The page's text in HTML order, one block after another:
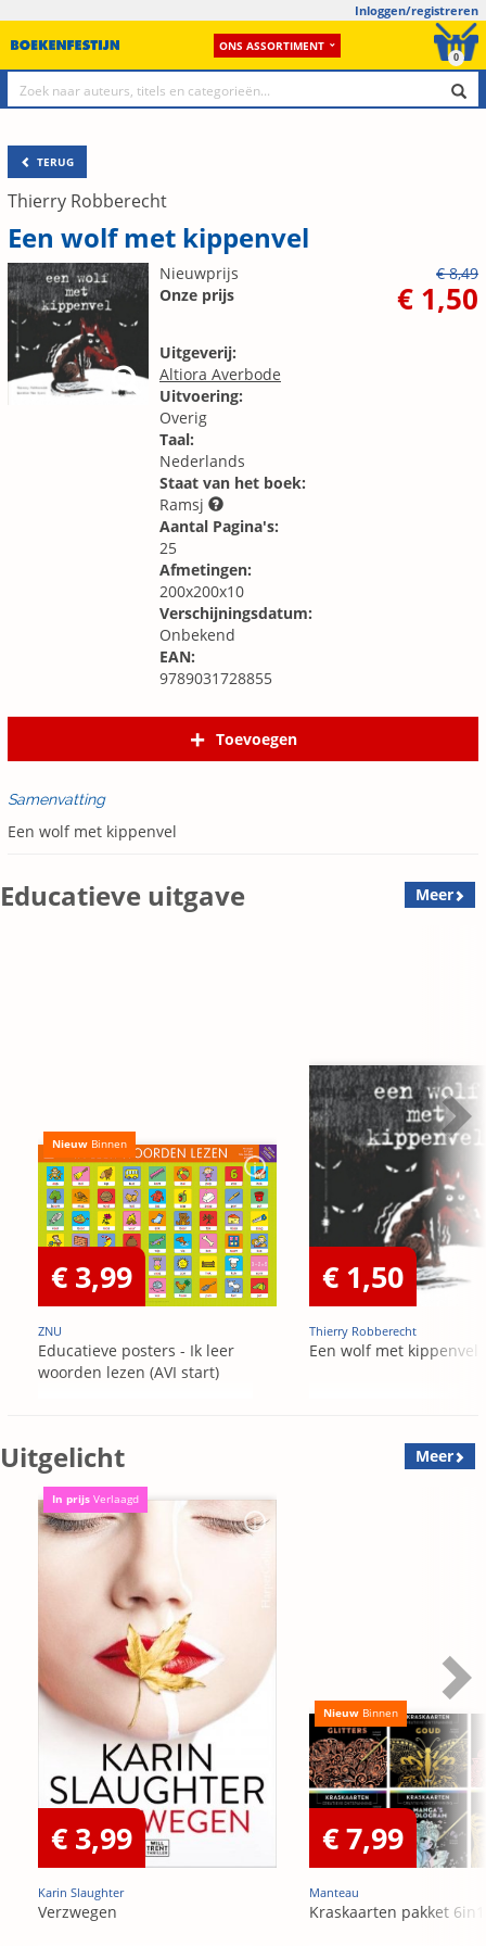
Inloggen/registreren
ONS ASSORTIMENT
0
TERUG
Thierry Robberecht
Een wolf met kippenvel
Nieuwprijs
€ 8,49
Onze prijs
€ 1,50
Uitgeverij:
Altiora Averbode
Uitvoering:
Overig
Taal:
Nederlands
Staat van het boek:
Ramsj
Aantal Pagina's:
25
Afmetingen:
200x200x10
Verschijningsdatum:
Onbekend
EAN:
9789031728855
Toevoegen
Samenvatting
Een wolf met kippenvel
Educatieve uitgave Meer
Nieuw Binnen
€ 3,99
ZNU
Educatieve posters - Ik leer
woorden lezen (AVI start)
€ 1,50
Thierry Robberecht
Een wolf met kippenvel
Uitgelicht Meer
In prijs Verlaagd
€ 3,99
Karin Slaughter
Verzwegen
Nieuw Binnen
€ 7,99
Manteau
Kraskaarten pakket 6in1